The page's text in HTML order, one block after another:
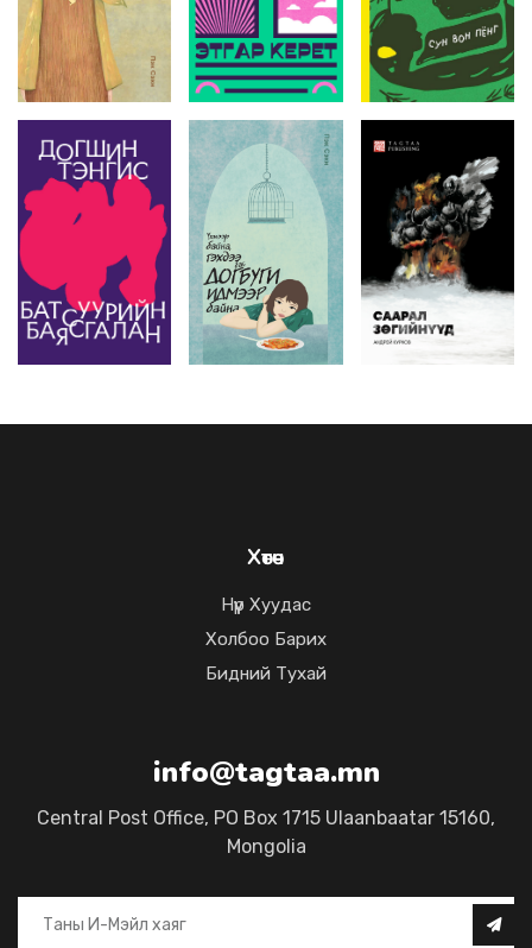
Хөтөч
Нүүр Хуудас
Холбоо Барих
Бидний Тухай
info@tagtaa.mn
Central Post Office, PO Box 1715 Ulaanbaatar 15160,
Mongolia